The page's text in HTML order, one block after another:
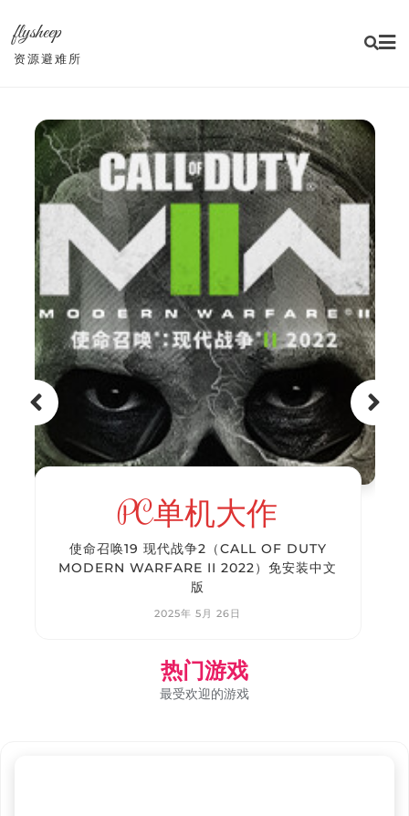
content
flysheep
资源避难所
PC单机大作
使命召唤19 现代战争2（CALL OF DUTY
MODERN WARFARE II 2022）免安装中文
版
2025年 5月 26日
热门游戏
最受欢迎的游戏